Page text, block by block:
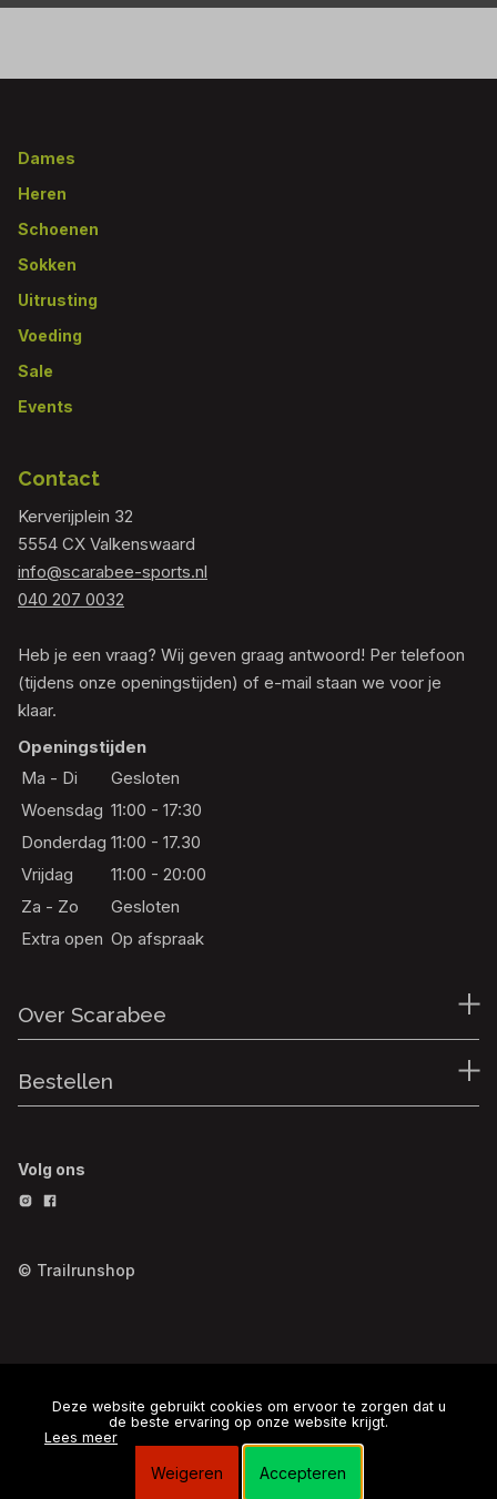
Footer
Dames
Heren
Schoenen
Sokken
Uitrusting
Voeding
Sale
Events
Contact
Kerverijplein 32
5554 CX Valkenswaard
info@scarabee-sports.nl
040 207 0032
Heb je een vraag? Wij geven graag antwoord! Per telefoon
(tijdens onze openingstijden) of e-mail staan we voor je
klaar.
Openingstijden
Ma - Di
Gesloten
Woensdag 11:00 - 17:30
Donderdag 11:00 - 17.30
Vrijdag
11:00 - 20:00
Za - Zo
Gesloten
Extra open Op afspraak
Over Scarabee
Bestellen
Volg ons
© Trailrunshop
Deze website gebruikt cookies om ervoor te zorgen dat u
de beste ervaring op onze website krijgt.
Lees meer
Weigeren Accepteren